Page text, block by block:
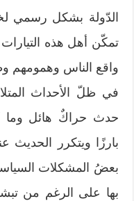
الدّولة بشكل رسمي
تمكّن أهل هذه
واقع الناس وهمومهم
في ظلّ الأحداث
حدث حراكٌ هائل وما
بارزًا ويتكرر الحديث
بعضُ المشكلات
بها على الرغم من